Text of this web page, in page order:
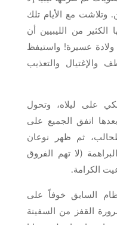
وتلاشت مع الأيام تلك
الكثير من الليبيين أن
عسيرة! واستيفظ
والإغتيال والتعذيب
على ليلاه، وتحول
اتفق الجميع على
ثم ظهر نوعان
(لا تهم الفروق
الكرامة.
السابق خوفاً على
القفز من السفينة